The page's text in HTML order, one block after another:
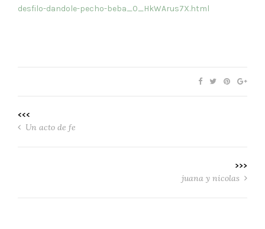
desfilo-dandole-pecho-beba_0_HkWArus7X.html
<<<
Un acto de fe
>>>
juana y nicolas